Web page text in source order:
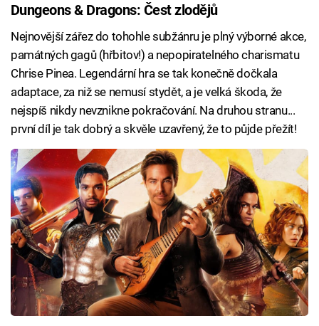
Dungeons & Dragons: Čest zlodějů
Nejnovější zářez do tohohle subžánru je plný výborné akce,
památných gagů (hřbitov!) a nepopiratelného charismatu
Chrise Pinea. Legendární hra se tak konečně dočkala
adaptace, za niž se nemusí stydět, a je velká škoda, že
nejspíš nikdy nevznikne pokračování. Na druhou stranu...
první díl je tak dobrý a skvěle uzavřený, že to půjde přežít!